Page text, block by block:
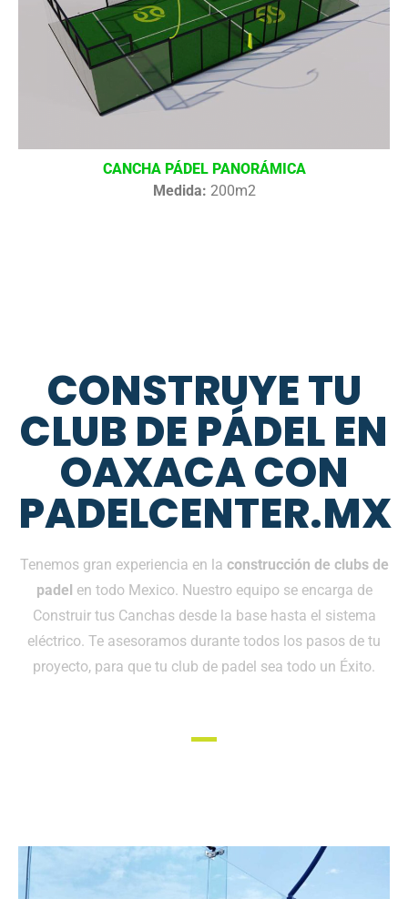
CANCHA PÁDEL PANORÁMICA
Medida: 200m2
CONSTRUYE TU
CLUB DE PÁDEL EN
OAXACA CON
PADELCENTER.MX
Tenemos gran experiencia en la construcción de clubs de
padel en todo Mexico. Nuestro equipo se encarga de
Construir tus Canchas desde la base hasta el sistema
eléctrico. Te asesoramos durante todos los pasos de tu
proyecto, para que tu club de padel sea todo un Éxito.